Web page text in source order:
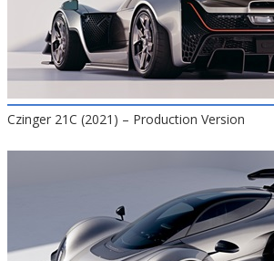
Czinger 21C (2021) – Production Version